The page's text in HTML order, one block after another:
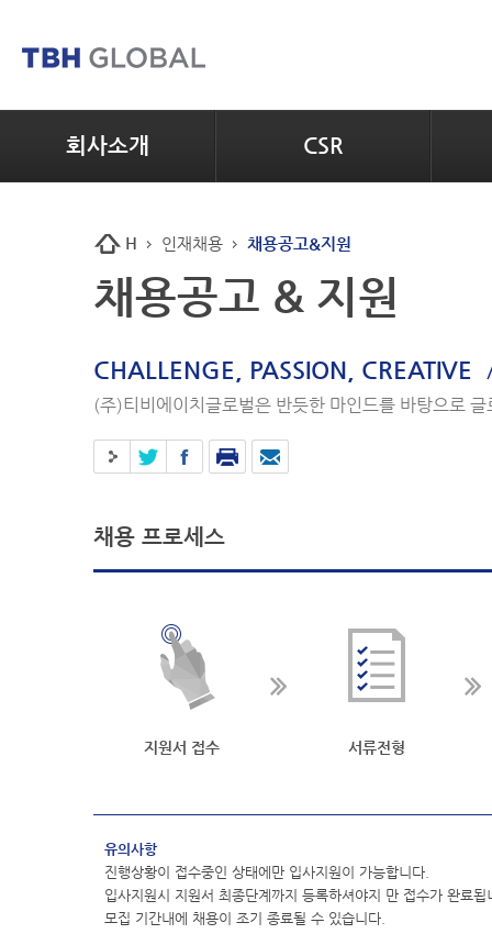
회사소개 CSR
H 인재채용 채용공고&지원
채용공고 & 지원
CHALLENGE, PASSION, CREATIVE
(주)티비에이치글로벌은 반듯한 마인드를 바탕으로
채용 프로세스
지원서 접수 서류전형
유의사항
진행상황이 접수중인 상태에만 입사지원이 가능합니다.
입사지원시 지원서 최종단계까지 등록하셔야지 만 접수가 완료됩
모집 기간내에 채용이 조기 종료될 수 있습니다.